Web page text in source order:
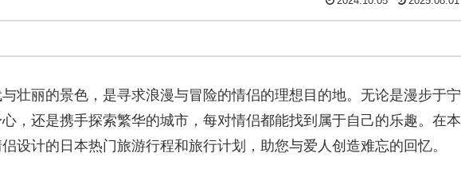
壮丽的景色，是寻求浪漫与冒险的情侣的理想目的地。无论是漫步于宁
，还是携手探索繁华的城市，每对情侣都能找到属于自己的乐趣。在本
设计的日本热门旅游行程和旅行计划，助您与爱人创造难忘的回忆。